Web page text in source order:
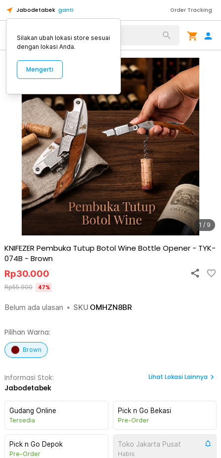
Jabodetabek ganti Order Tracking
Alat Kopi
1 / 9
KNIFEZER Pembuka Tutup Botol Wine Bottle Opener - TYK-
074B - Brown
Belum ada ulasan • SKU OMHZN8BR
Rp30.000
Rp55.900 47%
Pilihan Warna:
Brown
Informasi Stok:
Jabodetabek
Lihat Lokasi Lainnya
Gudang Online
Tersedia
Pick n Go Bekasi
Pre-Order
Pick n Go Depok
Pre-Order
Toko Jakarta Pusat
Habis
Silakan ubah lokasi store sesuai
dengan lokasi Anda.
Mengerti